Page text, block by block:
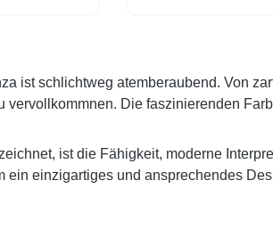
ist schlichtweg atemberaubend. Von
vervollkommnen. Die faszinierenden
ist die Fähigkeit, moderne
ein einzigartiges und ansprechendes